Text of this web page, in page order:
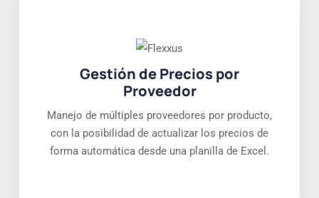
Gestión de Precios por
Proveedor
Manejo de múltiples proveedores por producto,
con la posibilidad de actualizar los precios de
forma automática desde una planilla de Excel.